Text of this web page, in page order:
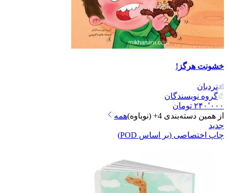
خشونت هرگز!
نردبان
گروه نویسندگان
۲۴۰٬۰۰۰ تومان
از همین دسته‌بندی 4+ (نوباوه)
همه
جدید
چاپ اختصاصی (بر اساس POD)